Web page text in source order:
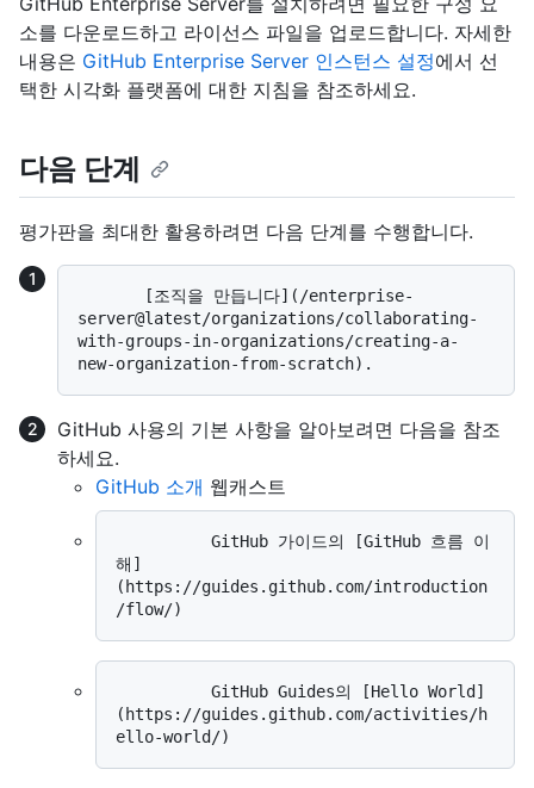
소를 다운로드하고 라이선스 파일을 업로드합니다. 자세한
내용은 GitHub Enterprise Server 인스턴스 설정에서 선
택한 시각화 플랫폼에 대한 지침을 참조하세요.
다음 단계
평가판을 최대한 활용하려면 다음 단계를 수행합니다.
server@latest/organizations/collaborating-
with-groups-in-organizations/creating-a-
GitHub 사용의 기본 사항을 알아보려면 다음을 참조
하세요.
GitHub 소개 웹캐스트
해]
(https://guides.github.com/introduction
(https://guides.github.com/activities/h